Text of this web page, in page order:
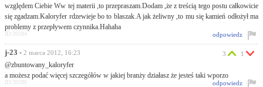
względem Ciebie Ww tej materii ,to przepraszam.Dodam ,że z treścią tego postu całkowicie
się zgadzam.Kaloryfer rdzewieje bo to blaszak.A jak żeliwny ,to mu się kamień odłożył ma
problemy z przepływem czynnika.Hahaha
odpowiedz
ID:39284
j-23 • 2 marca 2012, 16:23
@zbuntowany_kaloryfer
a możesz podać więcej szczegółów w jakiej branży działasz że jesteś taki wporzo
3 1
odpowiedz
ID:39286